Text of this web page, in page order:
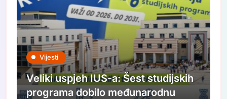
Vijesti
Veliki uspjeh IUS-a: Šest studijskih
programa dobilo međunarodnu